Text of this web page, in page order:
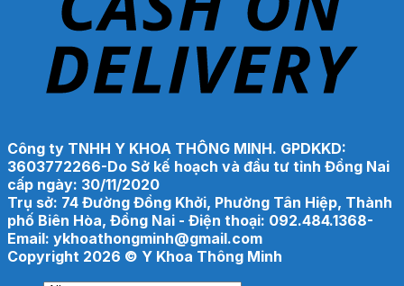
Công ty TNHH Y KHOA THÔNG MINH. GPDKKD:
3603772266-Do Sở kế hoạch và đầu tư tỉnh Đồng Nai
cấp ngày: 30/11/2020
Trụ sở: 74 Đường Đồng Khởi, Phường Tân Hiệp, Thành
phố Biên Hòa, Đồng Nai - Điện thoại: 092.484.1368-
Email: ykhoathongminh@gmail.com
Copyright 2026 © Y Khoa Thông Minh